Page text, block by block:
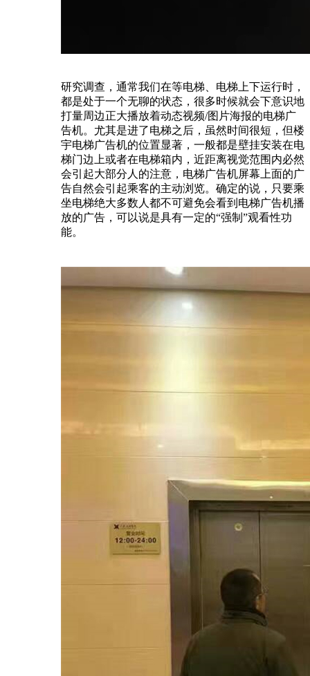
研究调查，通常我们在等电梯、电梯上下运行时，
都是处于一个无聊的状态，很多时候就会下意识地
打量周边正大播放着动态视频/图片海报的电梯广
告机。尤其是进了电梯之后，虽然时间很短，但楼
宇电梯广告机的位置显著，一般都是壁挂安装在电
梯门边上或者在电梯箱内，近距离视觉范围内必然
会引起大部分人的注意，电梯广告机屏幕上面的广
告自然会引起乘客的主动浏览。确定的说，只要乘
坐电梯绝大多数人都不可避免会看到电梯广告机播
放的广告，可以说是具有一定的“强制”观看性功
能。